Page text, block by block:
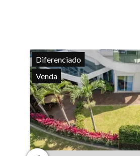
Diferenciado
Venda